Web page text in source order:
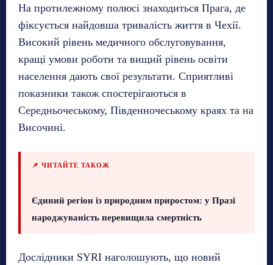
На протилежному полюсі знаходиться Прага, де
фіксується найдовша тривалість життя в Чехії.
Високий рівень медичного обслуговування,
кращі умови роботи та вищий рівень освіти
населення дають свої результати. Сприятливі
показники також спостерігаються в
Середньочеському, Південночеському краях та на
Височині.
📌 ЧИТАЙТЕ ТАКОЖ
Єдиний регіон із природним приростом: у Празі
народжуваність перевищила смертність
Дослідники SYRI наголошують, що новий